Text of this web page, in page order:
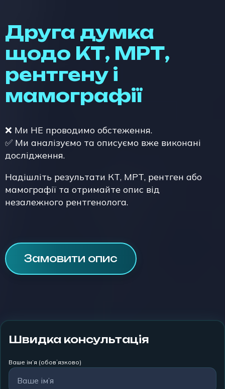
Друга думка
щодо КТ, МРТ,
рентгену і
мамографії
❌ Ми НЕ проводимо обстеження.
✅ Ми аналізуємо та описуємо вже виконані
дослідження.
Надішліть результати КТ, МРТ, рентген або
мамографії та отримайте опис від
незалежного рентгенолога.
Замовити опис
Швидка консультація
Ваше ім’я (обовʼязково)